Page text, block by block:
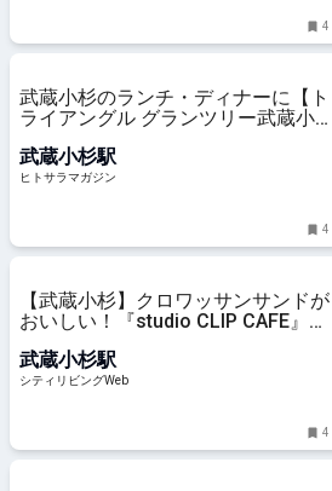
4
武蔵小杉のランチ・ディナーに【ト
ライアングル グランツリー武蔵小
の三拍子が“ちょうどいい”オールデ
イダイニング │ ヒトサラマガジ
武蔵小杉駅
ヒトサラマガジン
4
【武蔵小杉】クロワッサンサンドが
おいしい！『studio CLIP CAFE』｜
武蔵小杉駅
シティリビングWeb
4